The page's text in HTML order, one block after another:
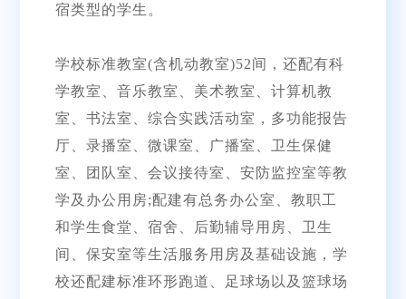
宿类型的学生。
学校标准教室(含机动教室)52间，还配有科
学教室、音乐教室、美术教室、计算机教
室、书法室、综合实践活动室，多功能报告
厅、录播室、微课室、广播室、卫生保健
室、团队室、会议接待室、安防监控室等教
学及办公用房;配建有总务办公室、教职工
和学生食堂、宿舍、后勤辅导用房、卫生
间、保安室等生活服务用房及基础设施，学
校还配建标准环形跑道、足球场以及篮球场